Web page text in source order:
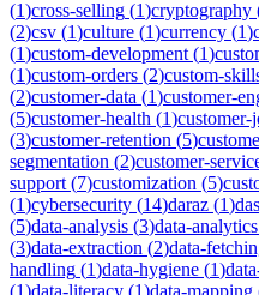
(1)cross-selling (1)cryptography
(2)csv (1)culture (1)currency (1)
(1)custom-development (1)
(1)custom-orders (2)custom-
(2)customer-data (1)customer-
(5)customer-health (1)customer-
(3)customer-retention (5)
segmentation (2)customer-
support (7)customization (5)
(1)cybersecurity (14)daraz (1)
(5)data-analysis (3)data-analytics
(3)data-extraction (2)data-
handling (1)data-hygiene (1)
(1)data-literacy (1)data-mapping